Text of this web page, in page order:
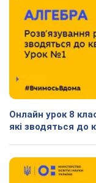
Онлайн урок 8
які зводяться до